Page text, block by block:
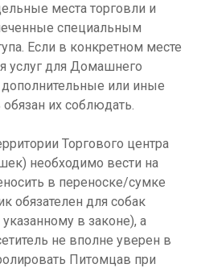
места торговли и
специальным
Если в конкретном месте
услуг для Домашнего
или иные
их соблюдать.
Торгового центра
необходимо вести на
в переноске/сумке
обязателен для собак
в законе), а
не вполне уверен в
Питомцав при